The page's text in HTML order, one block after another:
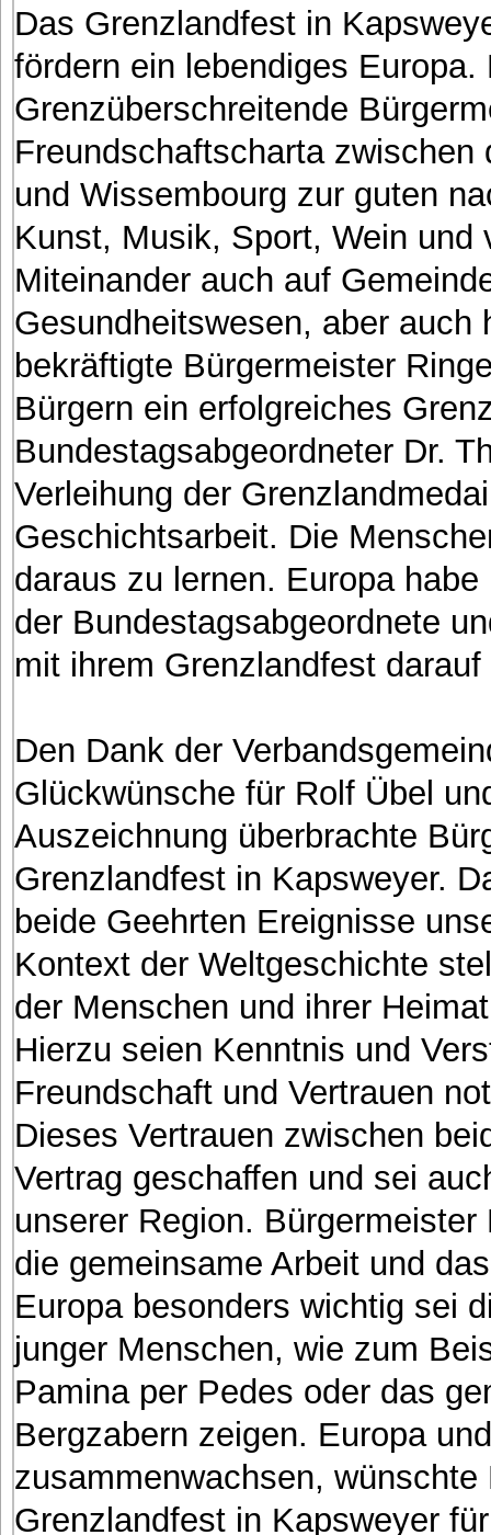
Das Grenzlandfest in
fördern ein lebendiges
Grenzüberschreitende
Freundschaftscharta zwischen
und Wissembourg zur guten
Kunst, Musik, Sport, Wein
Miteinander auch auf
Gesundheitswesen, aber auch
bekräftigte Bürgermeister
Bürgern ein erfolgreiches
Bundestagsabgeordneter Dr.
Verleihung der
Geschichtsarbeit. Die
daraus zu lernen. Europa
der Bundestagsabgeordnete
mit ihrem Grenzlandfest
Den Dank der
Glückwünsche für Rolf Übel
Auszeichnung überbrachte
Grenzlandfest in Kapsweyer.
beide Geehrten Ereignisse
Kontext der Weltgeschichte
der Menschen und ihrer
Hierzu seien Kenntnis und
Freundschaft und Vertrauen
Dieses Vertrauen zwischen
Vertrag geschaffen und sei
unserer Region.
die gemeinsame Arbeit und
Europa besonders wichtig sei
junger Menschen, wie zum
Pamina per Pedes oder das
Bergzabern zeigen. Europa
zusammenwachsen,
Grenzlandfest in Kapsweyer